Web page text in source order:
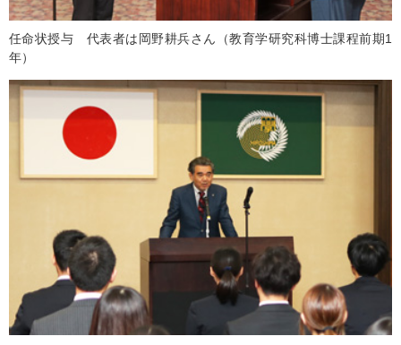
任命状授与 代表者は岡野耕兵さん（教育学研究科博士課程前期1
年）